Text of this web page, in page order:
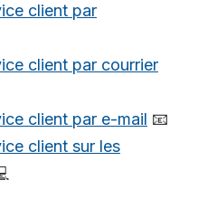
client par
client par courrier
client par e-mail 📧
client sur les